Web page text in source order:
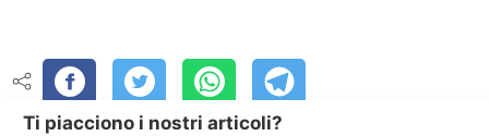
Ti piacciono i nostri articoli?